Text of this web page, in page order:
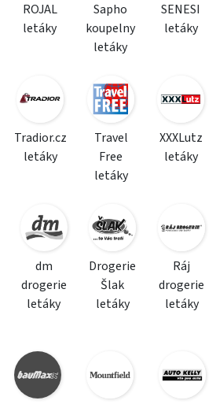
ROJAL
letáky
Sapho
koupelny
letáky
SENESI
letáky
Tradior.cz
letáky
Travel
Free
letáky
XXXLutz
letáky
dm
drogerie
letáky
Drogerie
Šlak
letáky
Ráj
drogerie
letáky